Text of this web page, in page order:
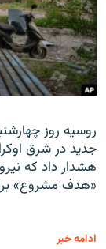
جدید در شرق
هشدار داد که
«هدف مشروع»
ادامه خبر